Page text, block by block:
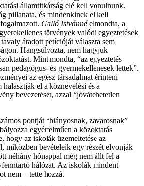
államtitkárság elé kell vonulnunk.
pillanata, és mindenkinek el kell
Galló Istvánnéelmondta, a
törvények valódi egyeztetések
átadott petícióját válaszra sem
Hangsúlyozta, nem hagyjuk
Mint mondta, “az egyeztetés
pedagógus- és gyermekellenesek lettek”.
az egész társadalmat érinteni
el a köznevelési és a
bevezetését, azzal “jóvátehetetlen
pontját “hiányosnak, zavarosnak”
egyértelműen a közoktatás
hogy az iskolák üzemeltetése az
miközben bevételeik egy részét elvonják
néhány hónappal még nem állt fel a
hálózat. Az iskolák mindent
nem – tette hozzá.